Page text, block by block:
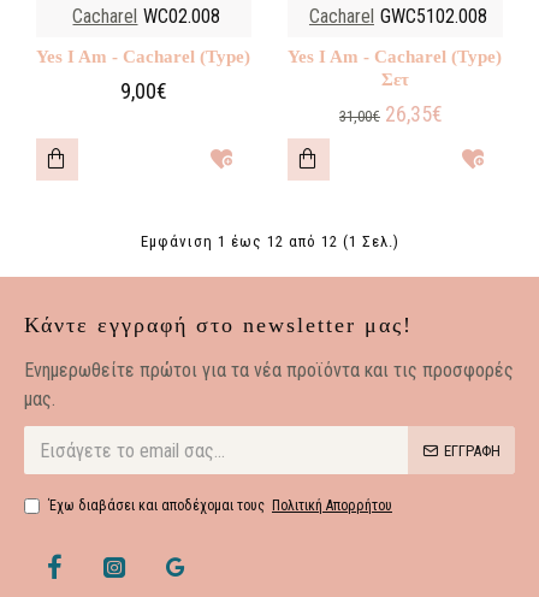
Cacharel WC02.008
Yes I Am - Cacharel (Type)
9,00€
Cacharel GWC5102.008
Yes I Am - Cacharel (Type)
Σετ
31,00€ 26,35€
Εμφάνιση 1 έως 12 από 12 (1 Σελ.)
Κάντε εγγραφή στο newsletter μας!
Eνημερωθείτε πρώτοι για τα νέα προϊόντα και τις προσφορές
μας.
ΕΓΓΡΑΦΗ
Έχω διαβάσει και αποδέχομαι τους Πολιτική Απορρήτου